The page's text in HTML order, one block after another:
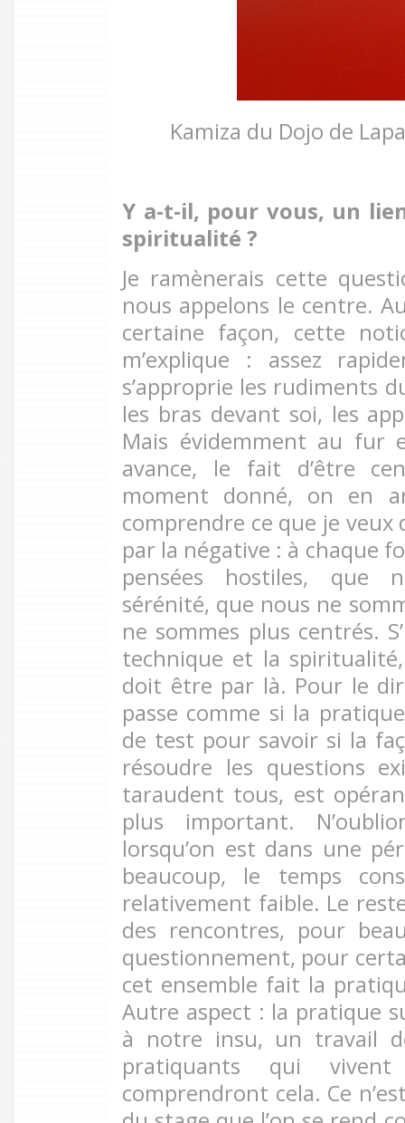
Kamiza du Dojo de
Y a-t-il, pour vous, un
spiritualité ?
Je ramènerais cette
nous appelons le centre.
certaine façon, cette
m’explique : assez
s’approprie les rudiments
les bras devant soi, les
Mais évidemment au fur
avance, le fait d’être
moment donné, on en
comprendre ce que je veux
par la négative : à chaque
pensées hostiles, que
sérénité, que nous ne
ne sommes plus centrés.
technique et la
doit être par là. Pour le
passe comme si la
de test pour savoir si la
résoudre les questions
taraudent tous, est
plus important.
lorsqu’on est dans une
beaucoup, le temps
relativement faible. Le
des rencontres, pour
questionnement, pour
cet ensemble fait la
Autre aspect : la pratique
à notre insu, un travail
pratiquants qui
comprendront cela. Ce